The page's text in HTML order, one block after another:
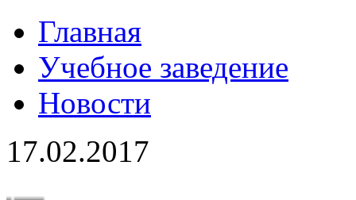
Главная
Учебное заведение
Новости
17.02.2017